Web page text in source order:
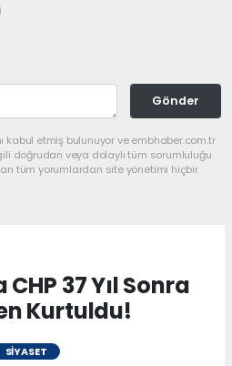
Gönder
kabul etmiş bulunuyor ve embhaber.com.tr
doğrudan veya dolaylı tüm sorumluluğu
tüm yorumlardan site yönetimi hiçbir
37 Yıl Sonra
Kurtuldu!
SIYASET